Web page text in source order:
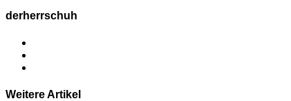
derherrschuh
Weitere Artikel